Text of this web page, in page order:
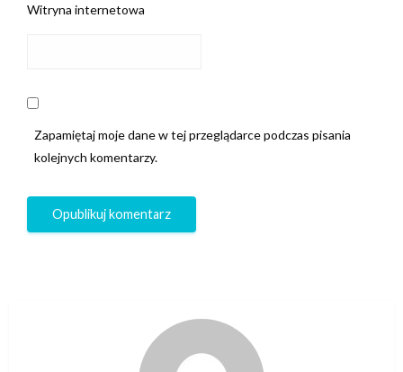
Witryna internetowa
Zapamiętaj moje dane w tej przeglądarce podczas pisania
kolejnych komentarzy.